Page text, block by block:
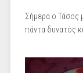
Σήμερα ο Τάσος
πάντα δυνατός